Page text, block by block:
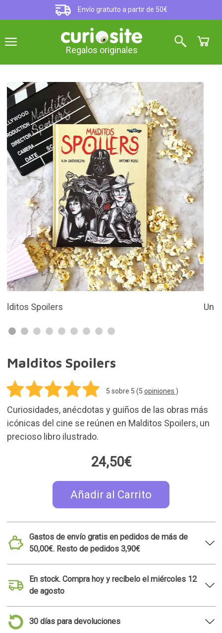
Envío gratuito a partir de 50€
Regalos originales
Un libro ilustrado sobre cine
Malditos Spoilers
5 sobre 5 (5 opiniones )
Curiosidades, anécdotas y guiños de las obras más
icónicas del cine se reúnen en Malditos Spoilers, un
precioso libro ilustrado.
24,50€
Añadir al Carrito
Gastos de envío gratis en pedidos de más de
50,00€. Resto de pedidos 3,90€
En stock. Compra hoy y recíbelo el miércoles 12
de agosto
30 días para devoluciones